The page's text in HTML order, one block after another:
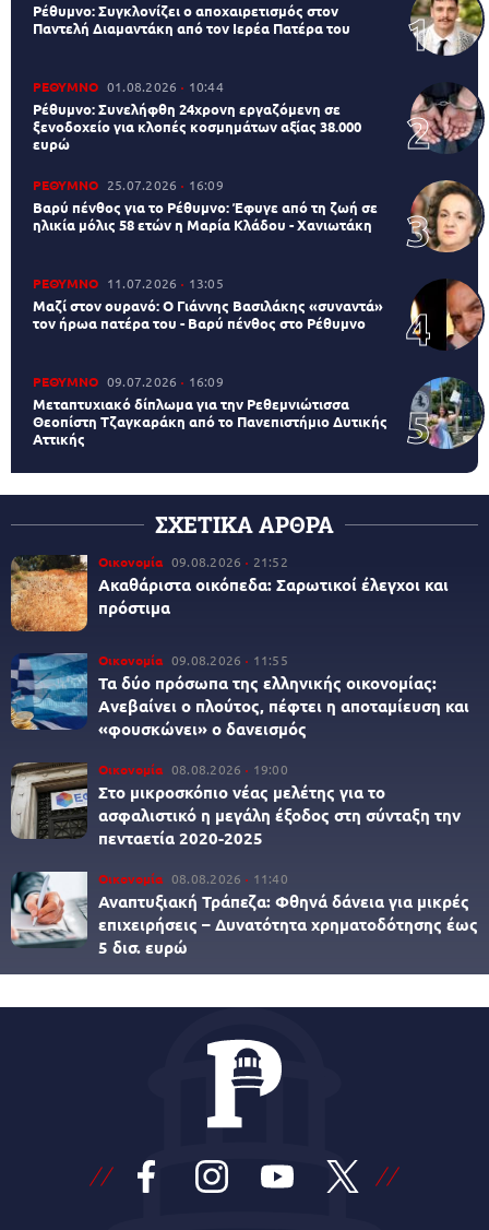
Ρέθυμνο: Συγκλονίζει ο αποχαιρετισμός στον
Παντελή Διαμαντάκη από τον Ιερέα Πατέρα του
ΡΕΘΥΜΝΟ 01.08.2026 10:44
Ρέθυμνο: Συνελήφθη 24χρονη εργαζόμενη σε
ξενοδοχείο για κλοπές κοσμημάτων αξίας 38.000
ευρώ
ΡΕΘΥΜΝΟ 25.07.2026 16:09
Βαρύ πένθος για το Ρέθυμνο: Έφυγε από τη ζωή σε
ηλικία μόλις 58 ετών η Μαρία Κλάδου - Χανιωτάκη
ΡΕΘΥΜΝΟ 11.07.2026 13:05
Μαζί στον ουρανό: Ο Γιάννης Βασιλάκης «συναντά»
τον ήρωα πατέρα του - Βαρύ πένθος στο Ρέθυμνο
ΡΕΘΥΜΝΟ 09.07.2026 16:09
Μεταπτυχιακό δίπλωμα για την Ρεθεμνιώτισσα
Θεοπίστη Τζαγκαράκη από το Πανεπιστήμιο Δυτικής
Αττικής
ΣΧΕΤΙΚΑ ΑΡΘΡΑ
Οικονομία 09.08.2026 21:52
Ακαθάριστα οικόπεδα: Σαρωτικοί έλεγχοι και
πρόστιμα
Οικονομία 09.08.2026 11:55
Τα δύο πρόσωπα της ελληνικής οικονομίας:
Aνεβαίνει ο πλούτος, πέφτει η αποταμίευση και
«φουσκώνει» ο δανεισμός
Οικονομία 08.08.2026 19:00
Στο μικροσκόπιο νέας μελέτης για το
ασφαλιστικό η μεγάλη έξοδος στη σύνταξη την
πενταετία 2020-2025
Οικονομία 08.08.2026 11:40
Αναπτυξιακή Τράπεζα: Φθηνά δάνεια για μικρές
επιχειρήσεις – Δυνατότητα χρηματοδότησης έως
5 δισ. ευρώ